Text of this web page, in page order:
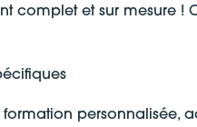
et sur mesure !
personnalisée,